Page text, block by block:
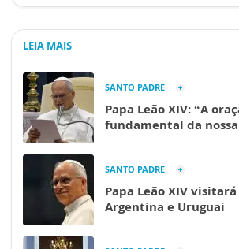
LEIA MAIS
SANTO PADRE
Papa Leão XIV: “A
fundamental da
SANTO PADRE
Papa Leão XIV
Argentina e Uruguai